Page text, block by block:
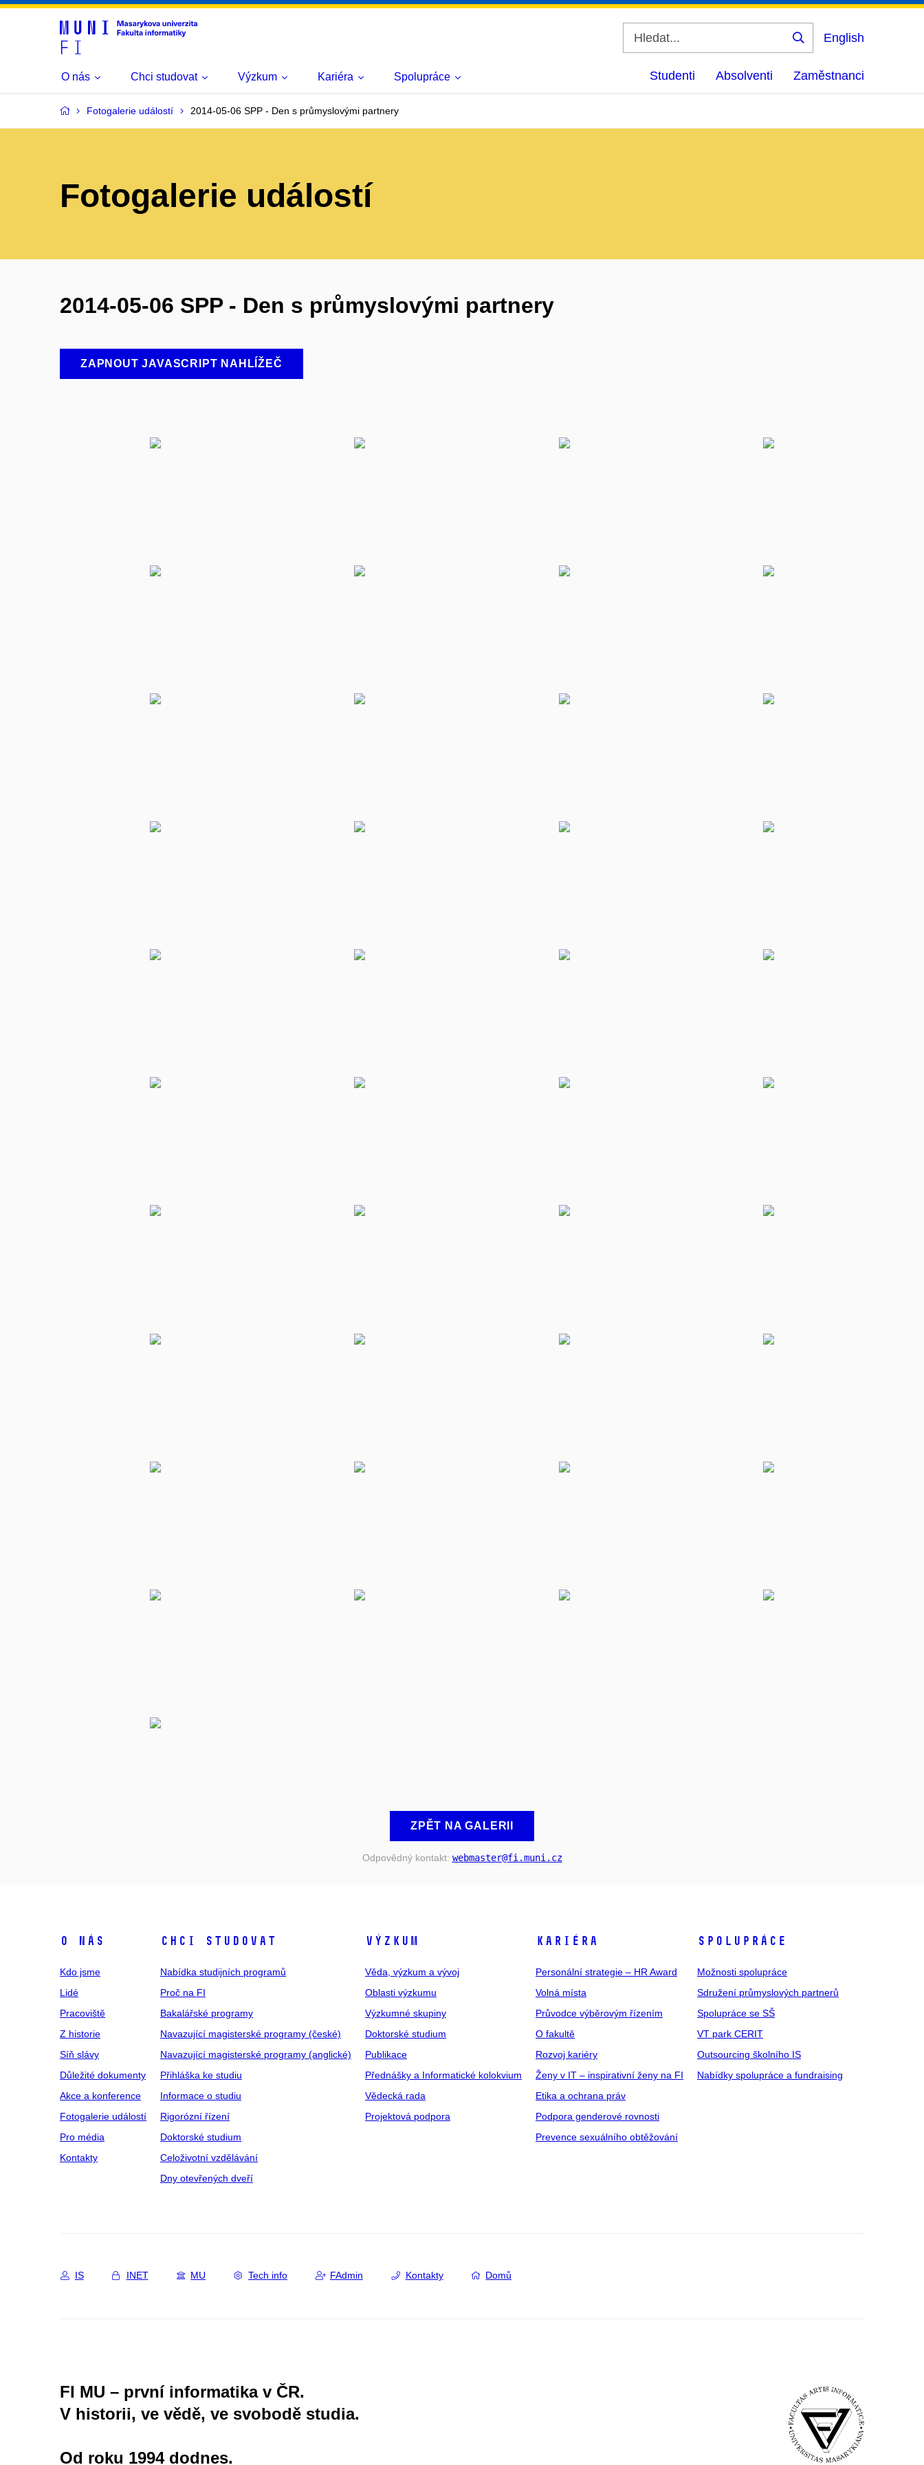
Vyhledat
English
O nás Chci studovat Výzkum Kariéra Spolupráce Studenti Absolventi Zaměstnanci
Fotogalerie událostí 2014-05-06 SPP - Den s průmyslovými partnery
Fotogalerie událostí
2014-05-06 SPP - Den s průmyslovými partnery
ZAPNOUT JAVASCRIPT NAHLÍŽEČ
ZPĚT NA GALERII
Odpovědný kontakt: webmaster@fi .muni .cz
O NÁS
Kdo jsme
Lidé
Pracoviště
Z historie
Síň slávy
Důležité dokumenty
Akce a konference
Fotogalerie událostí
Pro média
Kontakty
CHCI STUDOVAT
Nabídka studijních programů
Proč na FI
Bakalářské programy
Navazující magisterské programy (české)
Navazující magisterské programy (anglické)
Přihláška ke studiu
Informace o studiu
Rigorózní řízení
Doktorské studium
Celoživotní vzdělávání
Dny otevřených dveří
VÝZKUM
Věda, výzkum a vývoj
Oblasti výzkumu
Výzkumné skupiny
Doktorské studium
Publikace
Přednášky a Informatické kolokvium
Vědecká rada
Projektová podpora
KARIÉRA
Personální strategie – HR Award
Volná místa
Průvodce výběrovým řízením
O fakultě
Rozvoj kariéry
Ženy v IT – inspirativní ženy na FI
Etika a ochrana práv
Podpora genderové rovnosti
Prevence sexuálního obtěžování
SPOLUPRÁCE
Možnosti spolupráce
Sdružení průmyslových partnerů
Spolupráce se SŠ
VT park CERIT
Outsourcing školního IS
Nabídky spolupráce a fundraising
IS INET MU Tech info FAdmin Kontakty Domů
FI MU – první informatika v ČR.
V historii, ve vědě, ve svobodě studia.
Od roku 1994 dodnes.